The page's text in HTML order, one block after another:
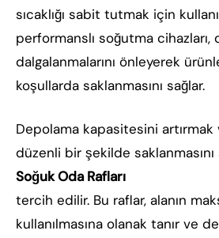
sıcaklığı sabit tutmak için
performanslı soğutma cihazları,
dalgalanmalarını önleyerek
koşullarda saklanmasını sağlar.
Depolama kapasitesini
düzenli bir şekilde
Soğuk Oda Rafları
tercih edilir. Bu raflar, alanın
kullanılmasına olanak tanır ve